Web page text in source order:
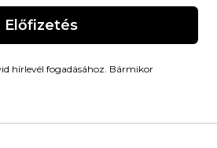
Előfizetés
hírlevél fogadásához. Bármikor